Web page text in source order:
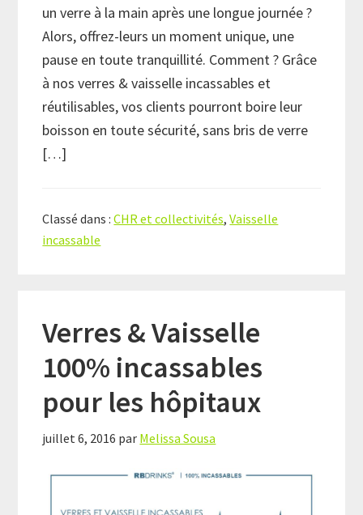
un verre à la main après une longue journée ?
Alors, offrez-leurs un moment unique, une
pause en toute tranquillité. Comment ? Grâce
à nos verres & vaisselle incassables et
réutilisables, vos clients pourront boire leur
boisson en toute sécurité, sans bris de verre
[…]
Classé dans :CHR et collectivités,Vaisselle
incassable
Verres & Vaisselle
100% incassables
pour les hôpitaux
juillet 6, 2016 par Melissa Sousa